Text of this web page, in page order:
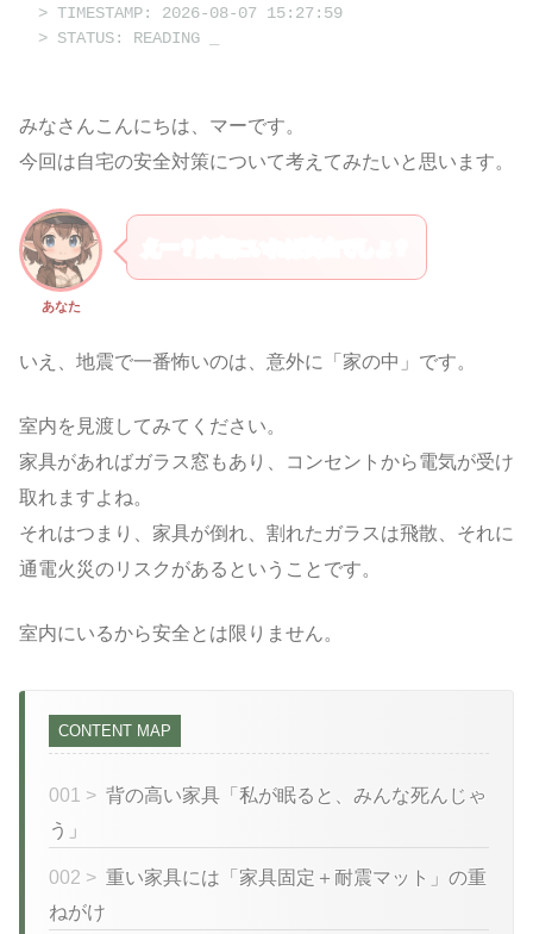
> TIMESTAMP: 2026-08-07 15:27:59
> STATUS: READING
みなさんこんにちは、マーです。
今回は自宅の安全対策について考えてみたいと思います。
あなた
いえ、地震で一番怖いのは、意外に「家の中」です。
室内を見渡してみてください。
家具があればガラス窓もあり、コンセントから電気が受け
取れますよね。
それはつまり、家具が倒れ、割れたガラスは飛散、それに
通電火災のリスクがあるということです。
室内にいるから安全とは限りません。
CONTENT MAP
001 > 背の高い家具「私が眠ると、みんな死んじゃ
う」
002 > 重い家具には「家具固定＋耐震マット」の重
ねがけ